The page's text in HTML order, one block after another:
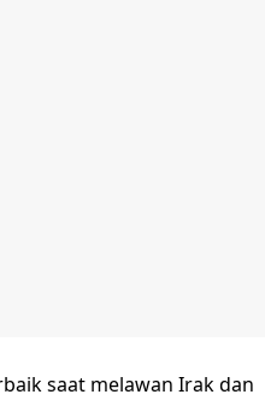
saat melawan Irak dan